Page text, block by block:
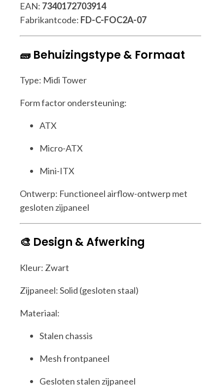
EAN: 7340172703914
Fabrikantcode: FD-C-FOC2A-07
🧱 Behuizingstype & Formaat
Type: Midi Tower
Form factor ondersteuning:
ATX
Micro-ATX
Mini-ITX
Ontwerp: Functioneel airflow-ontwerp met
gesloten zijpaneel
🎨 Design & Afwerking
Kleur: Zwart
Zijpaneel: Solid (gesloten staal)
Materiaal:
Stalen chassis
Mesh frontpaneel
Gesloten stalen zijpaneel